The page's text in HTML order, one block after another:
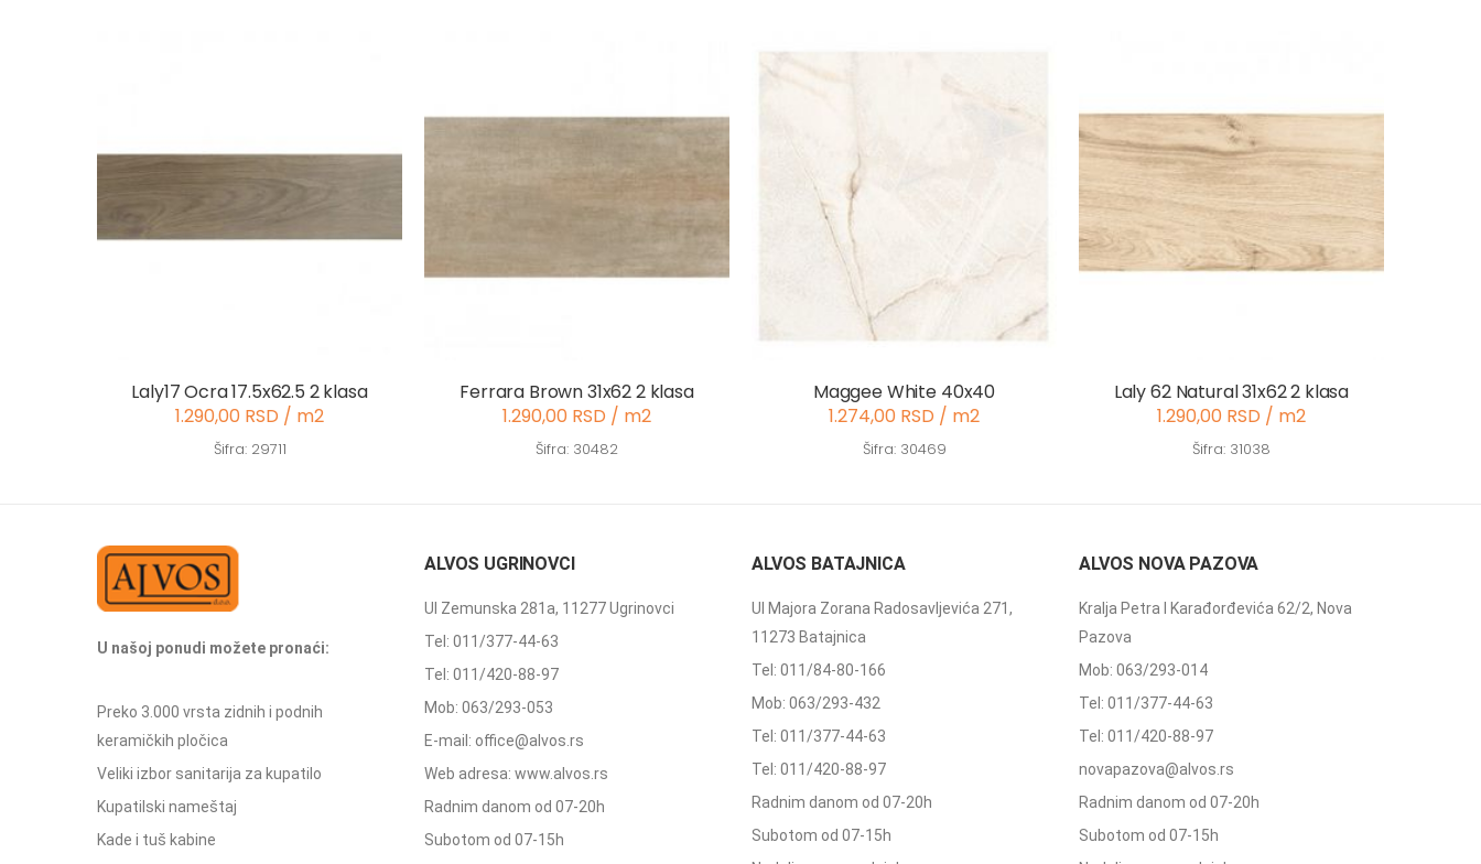
Laly17 Ocra 17.5x62.5 2 klasa
1.290,00 RSD / m2
Šifra: 29711
Ferrara Brown 31x62 2 klasa
1.290,00 RSD / m2
Šifra: 30482
Maggee White 40x40
1.274,00 RSD / m2
Šifra: 30469
Laly 62 Natural 31x62 2 klasa
1.290,00 RSD / m2
Šifra: 31038
U našoj ponudi možete pronaći:
Preko 3.000 vrsta zidnih i podnih
keramičkih pločica
Veliki izbor sanitarija za kupatilo
Kupatilski nameštaj
Kade i tuš kabine
ALVOS UGRINOVCI
Ul Zemunska 281a, 11277 Ugrinovci
Tel: 011/377-44-63
Tel: 011/420-88-97
Mob: 063/293-053
E-mail: office@alvos.rs
Web adresa: www.alvos.rs
Radnim danom od 07-20h
Subotom od 07-15h
ALVOS BATAJNICA
Ul Majora Zorana Radosavljevića 271,
11273 Batajnica
Tel: 011/84-80-166
Mob: 063/293-432
Tel: 011/377-44-63
Tel: 011/420-88-97
Radnim danom od 07-20h
Subotom od 07-15h
ALVOS NOVA PAZOVA
Kralja Petra I Karađorđevića 62/2, Nova
Pazova
Mob: 063/293-014
Tel: 011/377-44-63
Tel: 011/420-88-97
novapazova@alvos.rs
Radnim danom od 07-20h
Subotom od 07-15h